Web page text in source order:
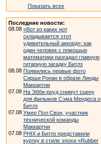
Показать всех
Последние новости:
08.08 «Вот из каких нот
складывается этот
удивительный аккорд»: как
один человек с помощью
математики разгадал главную
гитарную загадку Битлз
08.08 Появились первые фото
Сирши Ронан в образе Линды
Маккартни
07.08 На Эбби-роуд снимут сцену
для фильмов Сэма Мендеса о
Битлз
07.08 Умер Пол Свон, участник
технической команды
Маккартни
07.08 PHIX и Битлз представили
куртку в стиле эпохи «Rubber